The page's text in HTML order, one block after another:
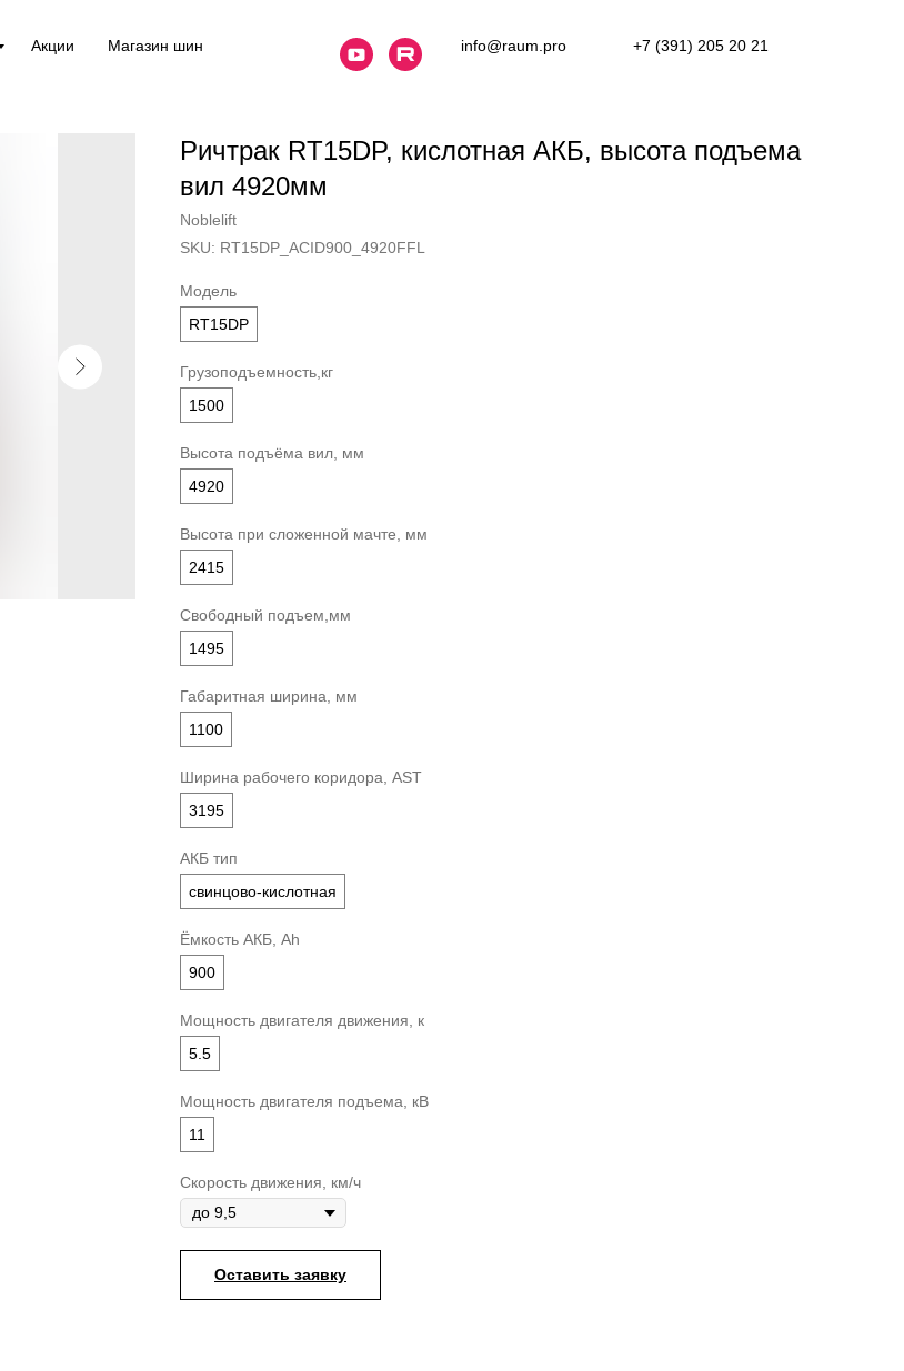
Акции Магазин шин info@raum.pro +7 (391) 205 20 21
Ричтрак RT15DP, кислотная АКБ, высота подъема
вил 4920мм
Noblelift
SKU: RT15DP_ACID900_4920FFL
Модель
RT15DP
Грузоподъемность,кг
1500
Высота подъёма вил, мм
4920
Высота при сложенной мачте, мм
2415
Свободный подъем,мм
1495
Габаритная ширина, мм
1100
Ширина рабочего коридора, AST
3195
АКБ тип
свинцово-кислотная
Ёмкость АКБ, Ah
900
Мощность двигателя движения, к
5.5
Мощность двигателя подъема, кВ
11
Скорость движения, км/ч
Оставить заявку